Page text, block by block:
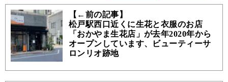
【←前の記事】
松戸駅西口近くに生花と衣服のお店
「おかやま生花店」が去年2020年から
オープンしています、ビューティーサ
ロンリオ跡地